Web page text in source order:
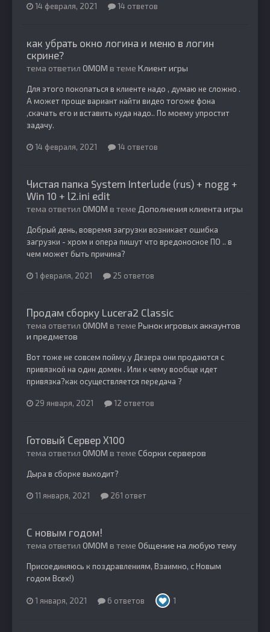
14 февраля, 2021 14 ответов
как убрать окно логина и меню в логин
скрине?
тема ответил OMOM в теме Клиент игры
Для этого покопаться в клиенте надо , думаю не сложно .
А может проще вариант найти видео тогоже фона
,скачать его и вставить куда надо.. По моему упростит
задачу.
14 февраля, 2021 14 ответов
Чистая папка System Interlude (rus) + nogg +
Win 10 + l2.ini edit
тема ответил OMOM в теме Дополнения клиента игры
Добрый день, вовремя загрузки возникает ошибка
загрузки - хром и опера пишут что вредоносное ПО .. в
чем может быть причина?
1 февраля, 2021 25 ответов
Продам сборку Lucera2 Classic
тема ответил OMOM в теме Рынок игровых аккаунтов
и предметов
Вот тоже не совсем пойму,у Дезера они продаются с
привязкой на один домен . Или к чему вообще идет
привязка?как осуществляется передача ?
29 января, 2021 12 ответов
Готовый Сервер Х100
тема ответил OMOM в теме Сборки серверов
Дыра в сборке выходит?
11 января, 2021 261 ответ
С новым годом!
тема ответил OMOM в теме Общение на любую тему
Присоединяюсь к поздравлениям, Взаимно, с Новым
годом Всех!)
1 января, 2021 6 ответов 1